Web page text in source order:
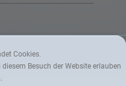
Cookies.
Besuch der Website erlauben